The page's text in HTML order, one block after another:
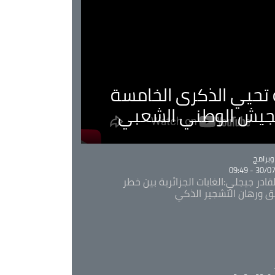
تحيي الذكرى الخامسة
الوطني الشعبي
30/07/
جيجلي:الغابات الجزائرية بين خطر
ورهان التشجير الذكي